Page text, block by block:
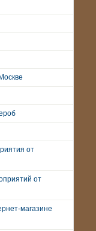
от
от
магазине